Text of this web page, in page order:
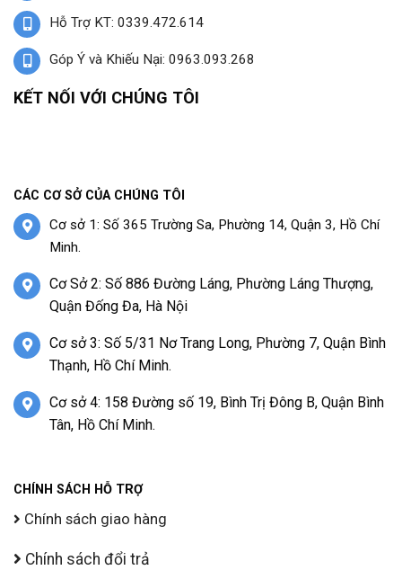
Hỗ Trợ KT: 0339.472.614
Góp Ý và Khiếu Nại: 0963.093.268
KẾT NỐI VỚI CHÚNG TÔI
CÁC CƠ SỞ CỦA CHÚNG TÔI
Cơ sở 1: Số 365 Trường Sa, Phường 14, Quận 3, Hồ Chí
Minh.
Cơ Sở 2: Số 886 Đường Láng, Phường Láng Thượng,
Quận Đống Đa, Hà Nội
Cơ sở 3: Số 5/31 Nơ Trang Long, Phường 7, Quận Bình
Thạnh, Hồ Chí Minh.
Cơ sở 4: 158 Đường số 19, Bình Trị Đông B, Quận Bình
Tân, Hồ Chí Minh.
CHÍNH SÁCH HỖ TRỢ
Chính sách giao hàng
Chính sách đổi trả